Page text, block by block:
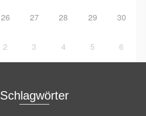
26 27 28 29 30
2 3 4 5 6
Schlagwörter